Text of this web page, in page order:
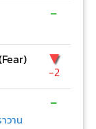
-
▼
-2
วาน
-